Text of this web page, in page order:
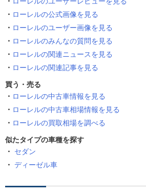
ローレルの公式画像を見る
ローレルのユーザー画像を見る
ローレルのみんなの質問を見る
ローレルの関連ニュースを見る
ローレルの関連記事を見る
買う・売る
ローレルの中古車情報を見る
ローレルの中古車相場情報を見る
ローレルの買取相場を調べる
似たタイプの車種を探す
セダン
ディーゼル車